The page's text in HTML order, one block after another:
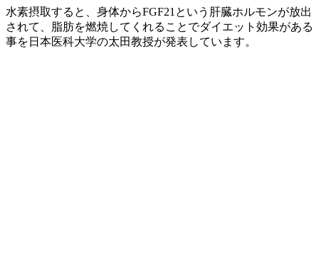
水素摂取すると、身体からFGF21という肝臓ホルモンが放出
されて、脂肪を燃焼してくれることでダイエット効果がある
事を日本医科大学の太田教授が発表しています。